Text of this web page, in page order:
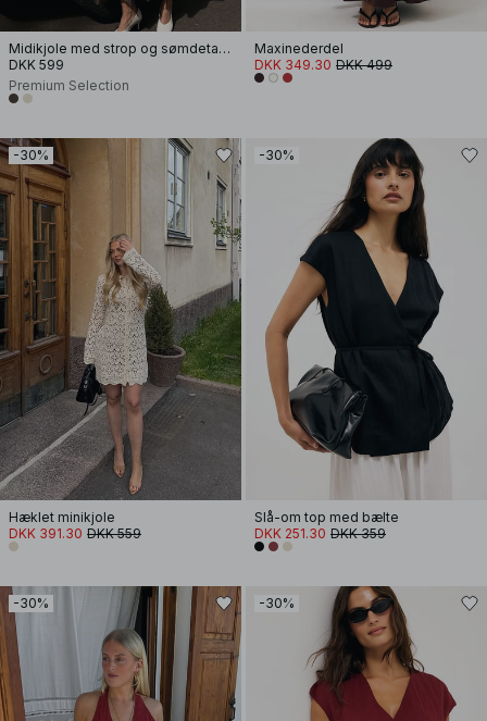
Midikjole med strop og sømdetalje
DKK 599
Premium Selection
Maxinederdel
DKK 349.30 DKK 499
-30%
Hæklet minikjole
DKK 391.30 DKK 559
-30%
Slå-om top med bælte
DKK 251.30 DKK 359
-30% -30%